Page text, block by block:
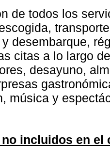
de todos los
desembarque,
citas a lo largo
desayuno,
música y
incluidos en el